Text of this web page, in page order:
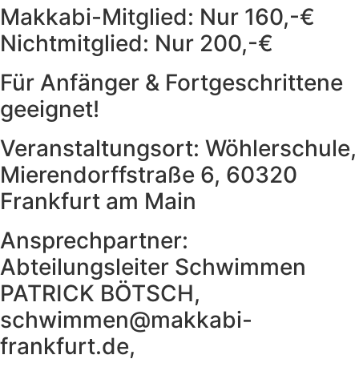
Makkabi-Mitglied: Nur 160,-€
Nichtmitglied: Nur 200,-€
Für Anfänger & Fortgeschrittene
geeignet!
Veranstaltungsort: Wöhlerschule,
Mierendorffstraße 6, 60320
Frankfurt am Main
Ansprechpartner:
Abteilungsleiter Schwimmen
PATRICK BÖTSCH,
schwimmen@makkabi-
frankfurt.de,